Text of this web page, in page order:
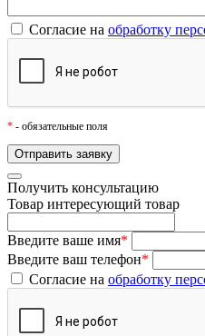
Согласие на обработку
* - обязательные поля
Получить консультацию
Товар интересующий товар
Введите ваше имя*
Введите ваш телефон*
Согласие на обработку